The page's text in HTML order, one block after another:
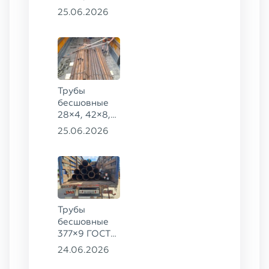
159×32,
09Г2С
25.06.2026
Трубы
бесшовные
28×4, 42×8,
73×14,
20
25.06.2026
Трубы
бесшовные
377×9 ГОСТ
8732-78, ст.
24.06.2026